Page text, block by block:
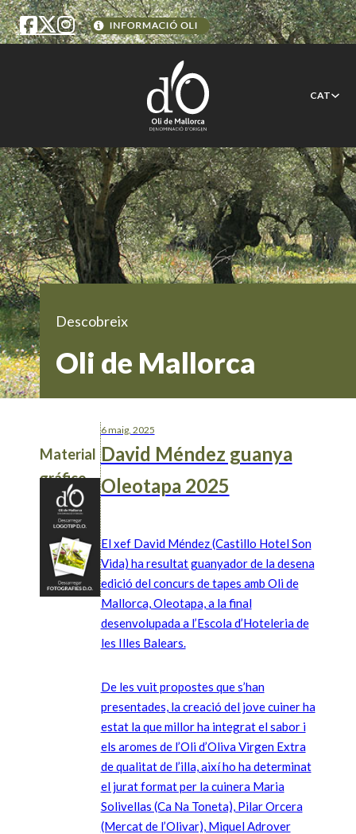
CAT
Descobreix
Oli de Mallorca
Material
gráfico
6 maig, 2025
David Méndez guanya
Oleotapa 2025
El xef David Méndez (Castillo Hotel Son
Vida) ha resultat guanyador de la desena
edició del concurs de tapes amb Oli de
Mallorca, Oleotapa, a la final
desenvolupada a l’Escola d’Hoteleria de
les Illes Balears.
De les vuit propostes que s’han
presentades, la creació del jove cuiner ha
estat la que millor ha integrat el sabor i
els aromes de l’Oli d’Oliva Virgen Extra
de qualitat de l’illa, així ho ha determinat
el jurat format per la cuinera Maria
Solivellas (Ca Na Toneta), Pilar Orcera
(Mercat de l’Olivar), Miquel Adrover